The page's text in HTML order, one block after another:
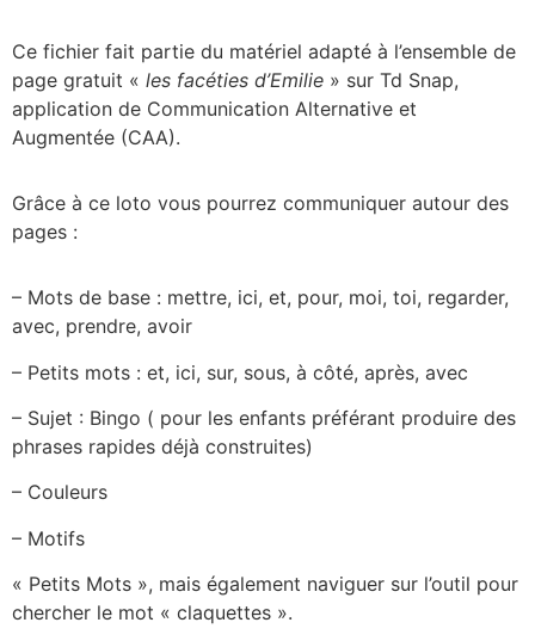
Ce fichier fait partie du matériel adapté à l’ensemble de
page gratuit « les facéties d’Emilie » sur Td Snap,
application de Communication Alternative et
Augmentée (CAA).
Grâce à ce loto vous pourrez communiquer autour des
pages :
– Mots de base : mettre, ici, et, pour, moi, toi, regarder,
avec, prendre, avoir
– Petits mots : et, ici, sur, sous, à côté, après, avec
– Sujet : Bingo ( pour les enfants préférant produire des
phrases rapides déjà construites)
– Couleurs
– Motifs
« Petits Mots », mais également naviguer sur l’outil pour
chercher le mot « claquettes ».